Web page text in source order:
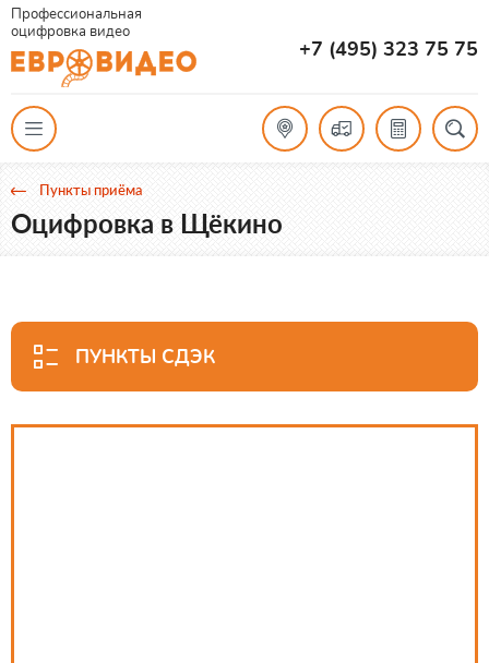
Профессиональная
оцифровка видео
+7 (495) 323 75 75
Пункты приёма
Оцифровка в Щёкино
ПУНКТЫ СДЭК